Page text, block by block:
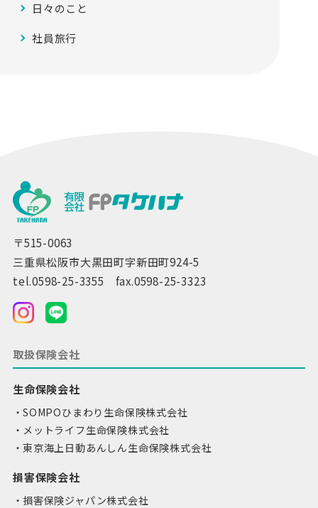
日々のこと
社員旅行
〒515-0063
三重県松阪市大黒田町字新田町924-5
tel.0598-25-3355 fax.0598-25-3323
取扱保険会社
生命保険会社
SOMPOひまわり生命保険株式会社
メットライフ生命保険株式会社
東京海上日動あんしん生命保険株式会社
損害保険会社
損害保険ジャパン株式会社